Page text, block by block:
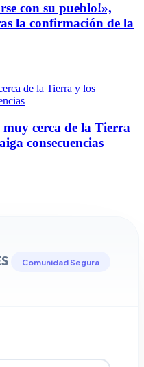
con su pueblo!»,
la confirmación de la
cerca de la Tierra
consecuencias
Comunidad Segura